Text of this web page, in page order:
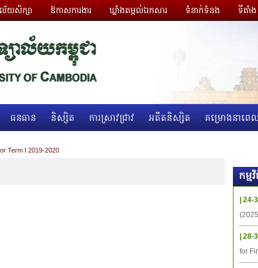
ល័យសិក្សា ឱកាសការងារ ឃ្លាំងតម្កល់ឯកសារ ទំនាក់ទំនង ទីតាំង
ធនធាន និស្សិត ការស្រាវជ្រាវ អតីតនិស្សិត គម្រោងនាពេ
Term I 2019-2020
កម្ម
| 24-
|
for